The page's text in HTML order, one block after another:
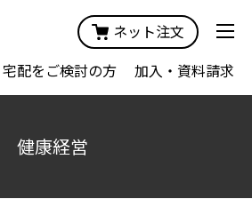
ネット注文
宅配をご検討の方
加入・資料請求
健康経営